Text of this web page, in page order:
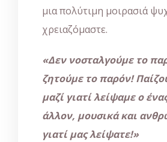
μια πολύτιμη μοιρασιά
χρειαζόμαστε.
«Δεν νοσταλγούμε το
ζητούμε το παρόν!
μαζί γιατί λείψαμε ο
άλλον, μουσικά και
γιατί μας λείψατε!»